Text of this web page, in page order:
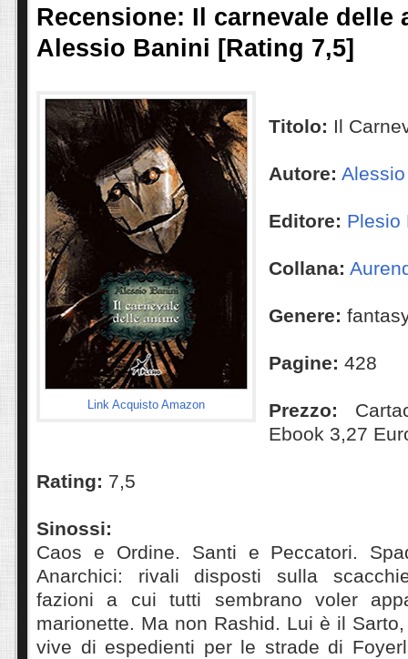
Recensione: Il carnevale delle
Alessio Banini [Rating 7,5]
Link Acquisto Amazon
Titolo: Il
Autore:
Editore: Plesio
Collana:
Genere:
Pagine: 428
Prezzo:
Ebook 3,27
Rating: 7,5
Sinossi:
Caos e Ordine. Santi e Peccatori.
Anarchici: rivali disposti sulla
fazioni a cui tutti sembrano voler
marionette. Ma non Rashid. Lui è il
vive di espedienti per le strade di